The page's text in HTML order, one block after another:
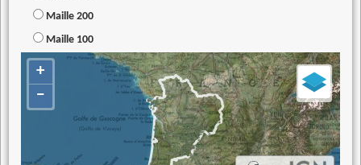
Maille 200
Maille 100
+
−